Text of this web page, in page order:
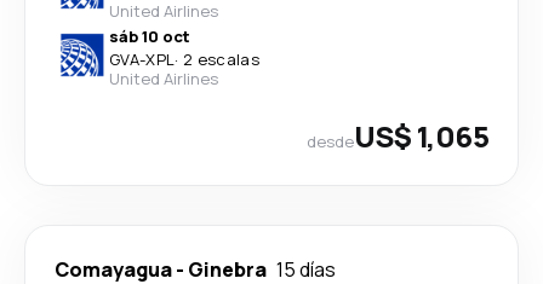
United Airlines
sáb 10 oct
GVA-XPL· 2 escalas
United Airlines
desdeUS$ 1,065
Comayagua- Ginebra 15 días